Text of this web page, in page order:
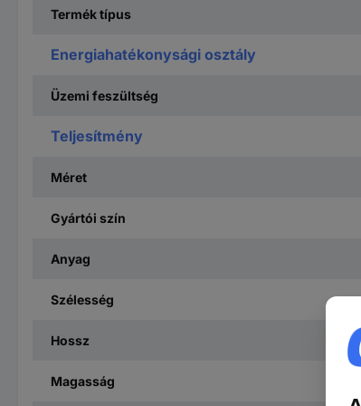
Termék típus
Energiahatékonysági osztály
Üzemi feszültség
Teljesítmény
Méret
Gyártói szín
Anyag
Szélesség
Hossz
Magasság